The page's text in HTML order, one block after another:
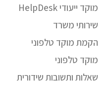
מוקד ייעודי HelpDesk
שירותי משרד
הקמת מוקד טלפוני
מוקד טלפוני
שאלות ותשובות שידורית